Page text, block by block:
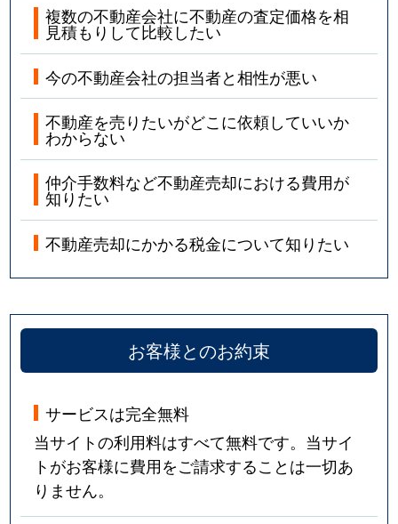
複数の不動産会社に不動産の査定価格を相
見積もりして比較したい
今の不動産会社の担当者と相性が悪い
不動産を売りたいがどこに依頼していいか
わからない
仲介手数料など不動産売却における費用が
知りたい
不動産売却にかかる税金について知りたい
お客様とのお約束
サービスは完全無料
当サイトの利用料はすべて無料です。当サイ
トがお客様に費用をご請求することは一切あ
りません。